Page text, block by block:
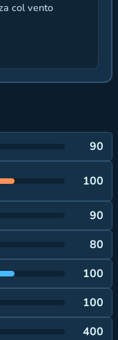
col vento
90
100
90
80
100
100
400